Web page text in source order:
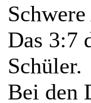
Das 3:7
Schüler.
Bei den